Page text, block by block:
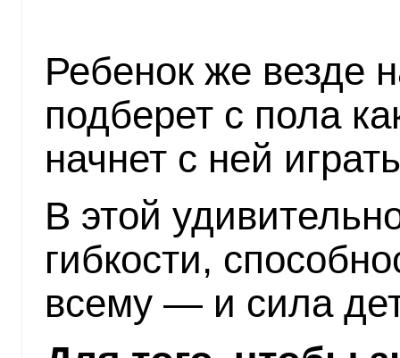
Ребенок же везде
подберет с пола
начнет с ней
В этой
гибкости,
всему — и сила